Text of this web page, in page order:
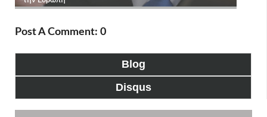
Post A Comment: 0
Blog
Disqus